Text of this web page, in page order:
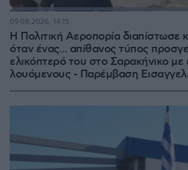
:
Η Πολιτική Αεροπορία διαπίστωσε
όταν ένας... απίθανος τύπος
ελικόπτερό του στο Σαρακήνικο με
λουόμενους - Παρέμβαση
09.08.2026, 14:15